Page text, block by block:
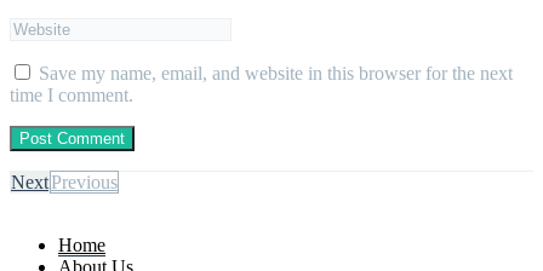
Save my name, email, and website in this browser for the next
time I comment.
NextPrevious
Home